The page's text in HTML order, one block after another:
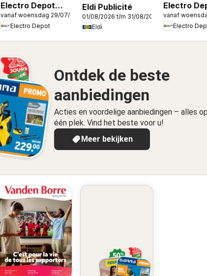
Electro Depot
Folder
vanaf woensdag 29/07/2026
Electro Depot
Eldi Publicité
01/08/2026 t/m 31/08/2026
Eldi
Electro
Publicité
vanaf
Electro
Ontdek de beste
aanbiedingen
Acties en voordelige aanbiedingen – alles
één plek. Vind het beste voor u!
Meer bekijken